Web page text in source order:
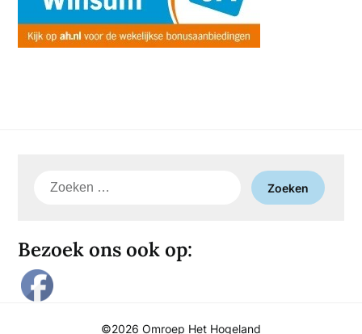
Zoeken
Bezoek ons ook op:
©2026 Omroep Het Hogeland